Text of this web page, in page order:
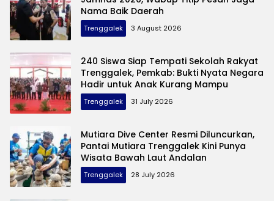
Nama Baik Daerah
Trenggalek 3 August 2026
240 Siswa Siap Tempati Sekolah Rakyat
Trenggalek, Pemkab: Bukti Nyata Negara
Hadir untuk Anak Kurang Mampu
Trenggalek 31 July 2026
Mutiara Dive Center Resmi Diluncurkan,
Pantai Mutiara Trenggalek Kini Punya
Wisata Bawah Laut Andalan
Trenggalek 28 July 2026